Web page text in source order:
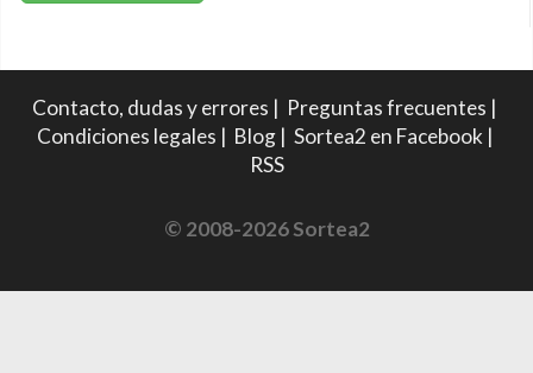
Contacto, dudas y errores | Preguntas frecuentes |
Condiciones legales | Blog| Sortea2 en Facebook |
RSS
© 2008-2026 Sortea2